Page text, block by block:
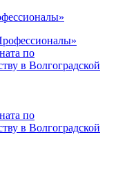
по
в Волгоградской
по
в Волгоградской